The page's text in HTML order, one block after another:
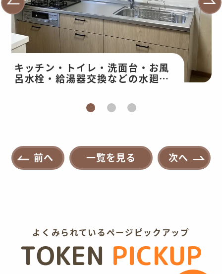
キッチン・トイレ・洗面台・お風
呂水栓・給湯器交換などの水廻り
前へ 一覧を見る 次へ
よくみられているページピックアップ
TOKEN PICKUP